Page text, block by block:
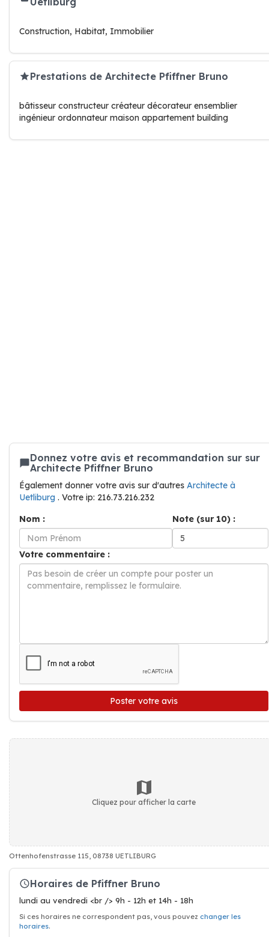
Construction, Habitat, Immobilier
Prestations de Architecte Pfiffner Bruno
bâtisseur constructeur créateur décorateur ensemblier
ingénieur ordonnateur maison appartement building
Donnez votre avis et recommandation sur sur
Architecte Pfiffner Bruno
Également donner votre avis sur d'autres Architecte à
Uetliburg . Votre ip: 216.73.216.232
Nom :
Note (sur 10) :
Votre commentaire :
Poster votre avis
Cliquez pour afficher la carte
Ottenhofenstrasse 115, 08738 UETLIBURG
Horaires de Pfiffner Bruno
lundi au vendredi <br /> 9h - 12h et 14h - 18h
Si ces horaires ne correspondent pas, vous pouvez changer les
horaires.